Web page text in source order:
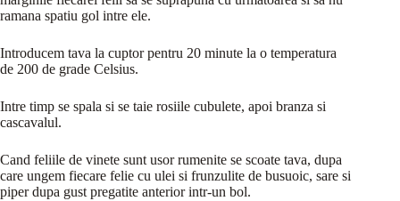
ramana spatiu gol intre ele.
Introducem tava la cuptor pentru 20 minute la o temperatura
de 200 de grade Celsius.
Intre timp se spala si se taie rosiile cubulete, apoi branza si
cascavalul.
Cand feliile de vinete sunt usor rumenite se scoate tava, dupa
care ungem fiecare felie cu ulei si frunzulite de busuoic, sare si
piper dupa gust pregatite anterior intr-un bol.